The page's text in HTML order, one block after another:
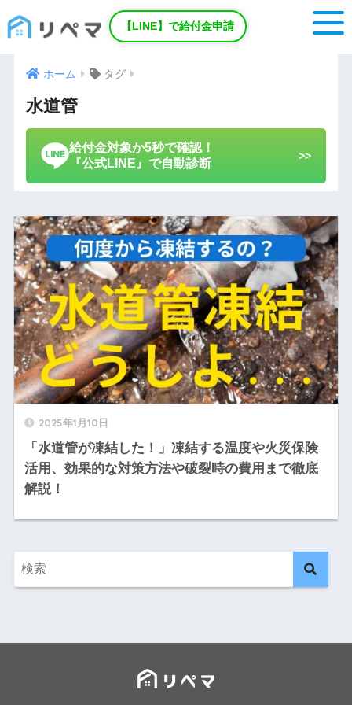
【LINE】で給付金申請
ホーム タグ
水道管
給付金対象か5秒で確認！
『公式LINE』で自動診断
>>
2025年1月10日
「水道管が凍結した！」凍結する温度や火災保険
活用、効果的な対策方法や破裂時の費用まで徹底
解説！